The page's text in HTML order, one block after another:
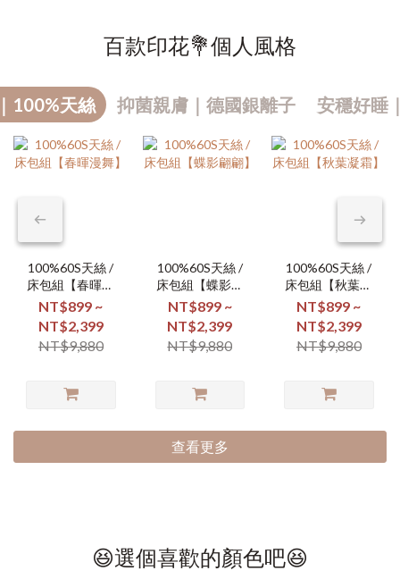
百款印花💐個人風格
100%天絲 抑菌親膚｜德國銀離子 安穩好睡
100%60S天絲 /
床包組【春暉漫
舞】
NT$899 ~
NT$2,399
NT$9,880
100%60S天絲 /
床包組【蝶影翩
翩】
NT$899 ~
NT$2,399
NT$9,880
100%60S天絲 /
床包組【秋葉凝
霜】
NT$899 ~
NT$2,399
NT$9,880
查看更多
😆選個喜歡的顏色吧😆